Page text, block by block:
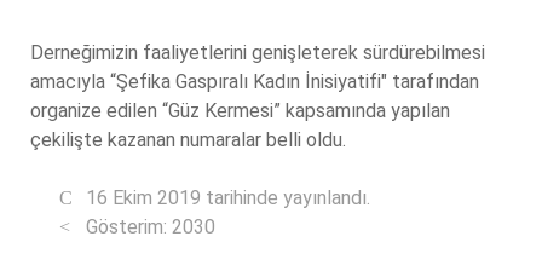
Derneğimizin faaliyetlerini genişleterek sürdürebilmesi
amacıyla “Şefika Gaspıralı Kadın İnisiyatifi" tarafından
organize edilen “Güz Kermesi” kapsamında yapılan
çekilişte kazanan numaralar belli oldu.
16 Ekim 2019 tarihinde yayınlandı.
Gösterim: 2030